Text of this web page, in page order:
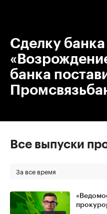
Сделку банка
банка
Все выпуски
За все время